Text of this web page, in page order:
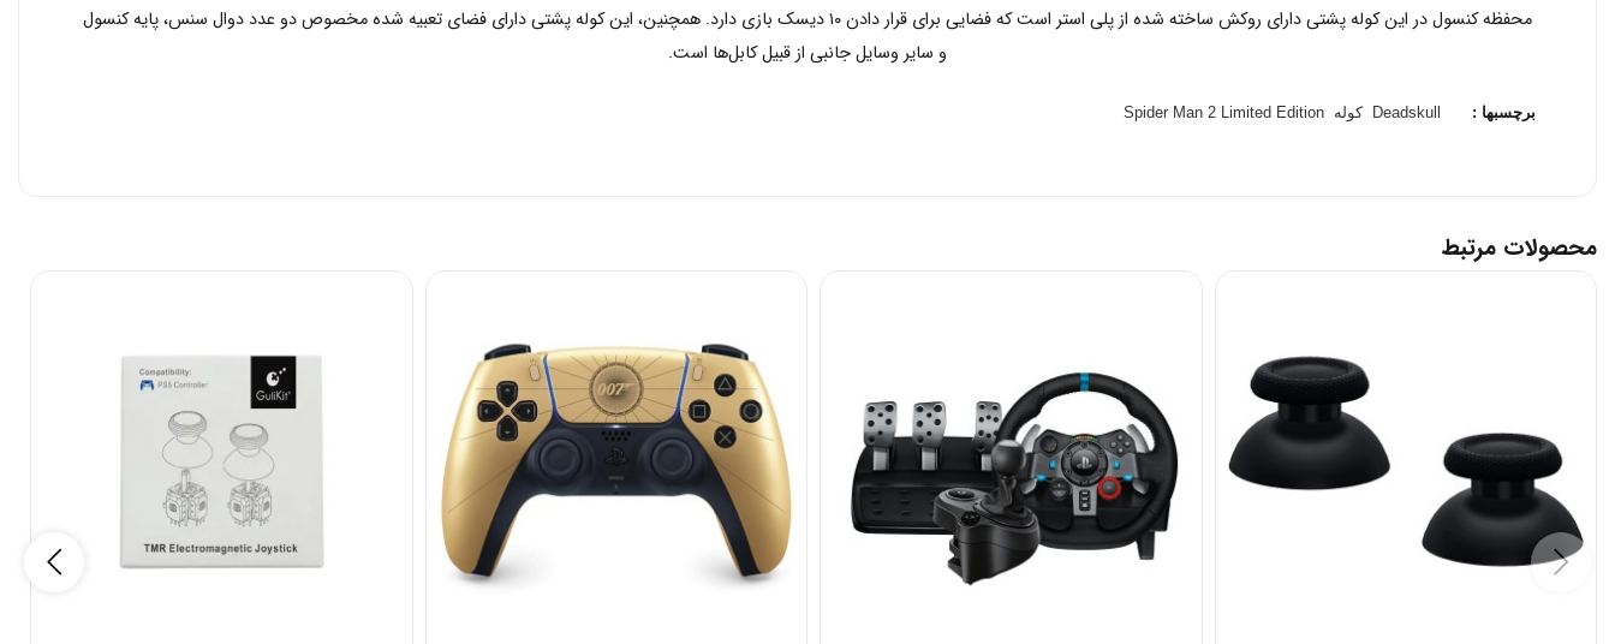
محفظه کنسول در این کوله پشتی دارای روکش ساخته شده از پلی استر است که فضایی برای قرار دادن ۱۰ دیسک بازی دارد. همچنین، این کوله پشتی دارای فضای تعبیه شده مخصوص دو عدد دوال سنس، پایه کنسول
و سایر وسایل جانبی از قبیل کابل‌ها است.
برچسبها : Deadskull کوله Spider Man 2 Limited Edition
محصولات مرتبط